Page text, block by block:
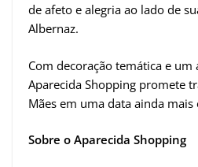
de afeto e alegria ao lado de
Albernaz.
Com decoração temática e
Aparecida Shopping promete
Mães em uma data ainda mais
Sobre o Aparecida Shopping